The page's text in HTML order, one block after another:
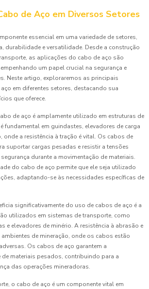
de Aço em Diversos Setores
essencial em uma variedade de setores,
durabilidade e versatilidade. Desde a construção
as aplicações do cabo de aço são
um papel crucial na segurança e
Neste artigo, exploraremos as principais
em diferentes setores, destacando sua
que oferece.
de aço é amplamente utilizado em estruturas de
fundamental em guindastes, elevadores de carga
onde a resistência à tração é vital. Os cabos de
suportar cargas pesadas e resistir a tensões
durante a movimentação de materiais.
do cabo de aço permite que ele seja utilizado
adaptando-se às necessidades específicas de
significativamente do uso de cabos de aço é a
utilizados em sistemas de transporte, como
e elevadores de minério. A resistência à abrasão e
de mineração, onde os cabos estão
Os cabos de aço garantem a
de materiais pesados, contribuindo para a
das operações mineradoras.
o cabo de aço é um componente vital em